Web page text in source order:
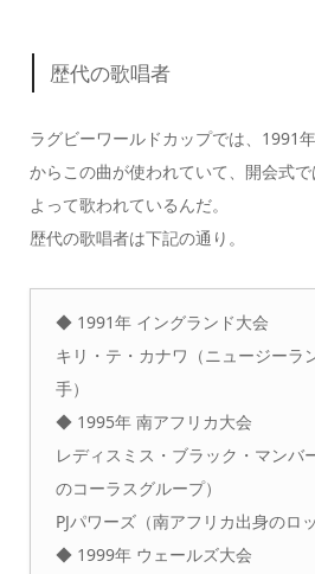
歴代の歌唱者
ラグビーワールドカップでは、1991
からこの曲が使われていて、 開会式で
よって歌われているんだ。
歴代の歌唱者は下記の通り。
◆ 1991年 イングランド大会
キリ・テ・カナワ（ニュージーラ
手）
◆ 1995年 南アフリカ大会
レディスミス・ブラック・マンバ
のコーラスグループ）
PJパワーズ（南アフリカ出身のロ
◆ 1999年 ウェールズ大会